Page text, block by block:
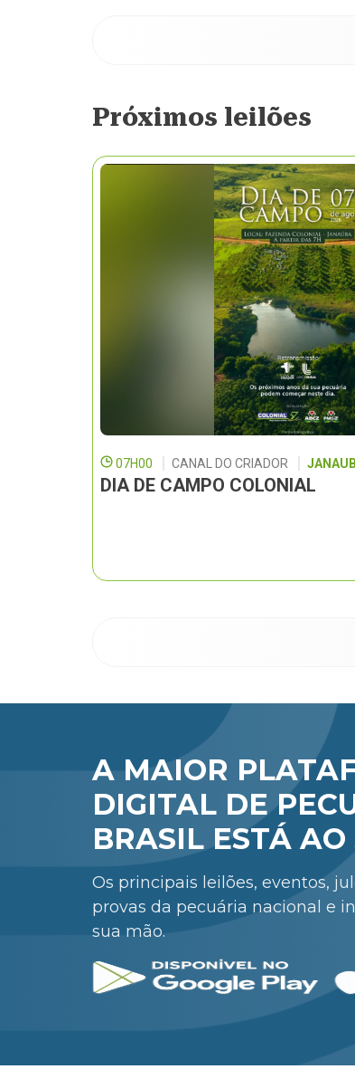
Próximos leilões
07H00 CANAL DO CRIADOR
DIA DE CAMPO COLONIAL
A MAIOR
DIGITAL DE
BRASIL ESTÁ
Os principais leilões, eventos,
provas da pecuária nacional e
sua mão.